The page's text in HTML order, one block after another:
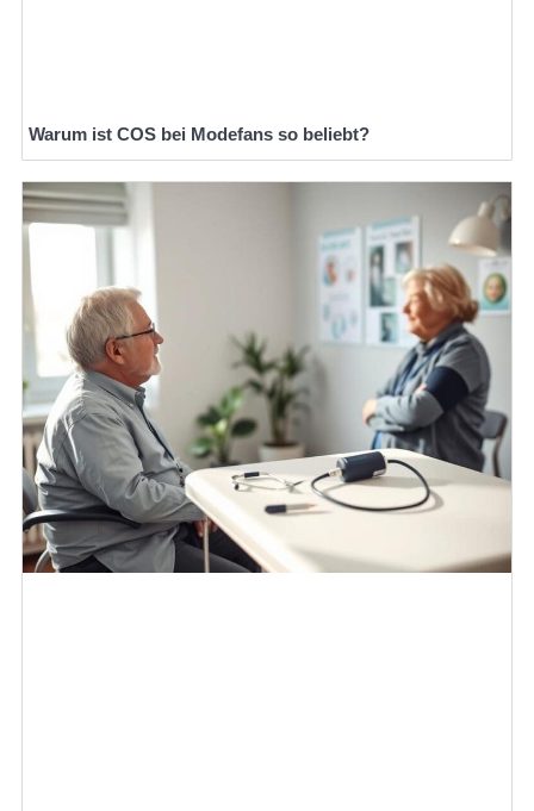
Warum ist COS bei Modefans so beliebt?